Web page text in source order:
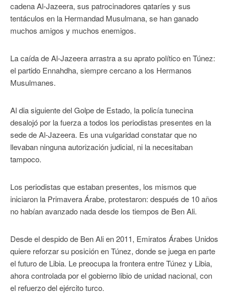
cadena Al-Jazeera, sus patrocinadores qataríes y sus
tentáculos en la Hermandad Musulmana, se han ganado
muchos amigos y muchos enemigos.
La caída de Al-Jazeera arrastra a su aprato político en Túnez:
el partido Ennahdha, siempre cercano a los Hermanos
Musulmanes.
Al dia siguiente del Golpe de Estado, la policía tunecina
desalojó por la fuerza a todos los periodistas presentes en la
sede de Al-Jazeera. Es una vulgaridad constatar que no
llevaban ninguna autorización judicial, ni la necesitaban
tampoco.
Los periodistas que estaban presentes, los mismos que
iniciaron la Primavera Árabe, protestaron: después de 10 años
no habían avanzado nada desde los tiempos de Ben Ali.
Desde el despido de Ben Ali en 2011, Emiratos Árabes Unidos
quiere reforzar su posición en Túnez, donde se juega en parte
el futuro de Libia. Le preocupa la frontera entre Túnez y Libia,
ahora controlada por el gobierno libio de unidad nacional, con
el refuerzo del ejército turco.